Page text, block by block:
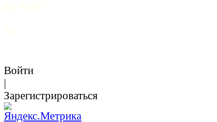
до 18.00)
12+
Войти
Зарегистрироваться